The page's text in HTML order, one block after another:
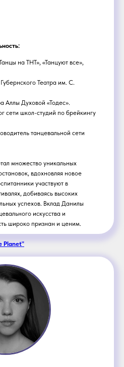
на ТНТ», «Танцуют все»,
Театра им. С.
Аллы Духовой «Тодес».
сети школ-студий по брейкингу
танцевальной сети
множество уникальных
вдохновляя новое
участвуют в
добиваясь высоких
успехов. Вклад Данилы
искусства и
широко признан и ценим.
Planet"